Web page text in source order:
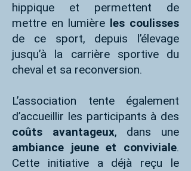
hippique et permettent de
mettre en lumière les coulisses
de ce sport, depuis l’élevage
jusqu’à la carrière sportive du
cheval et sa reconversion.
L’association tente également
d’accueillir les participants à des
coûts avantageux, dans une
ambiance jeune et conviviale.
Cette initiative a déjà reçu le